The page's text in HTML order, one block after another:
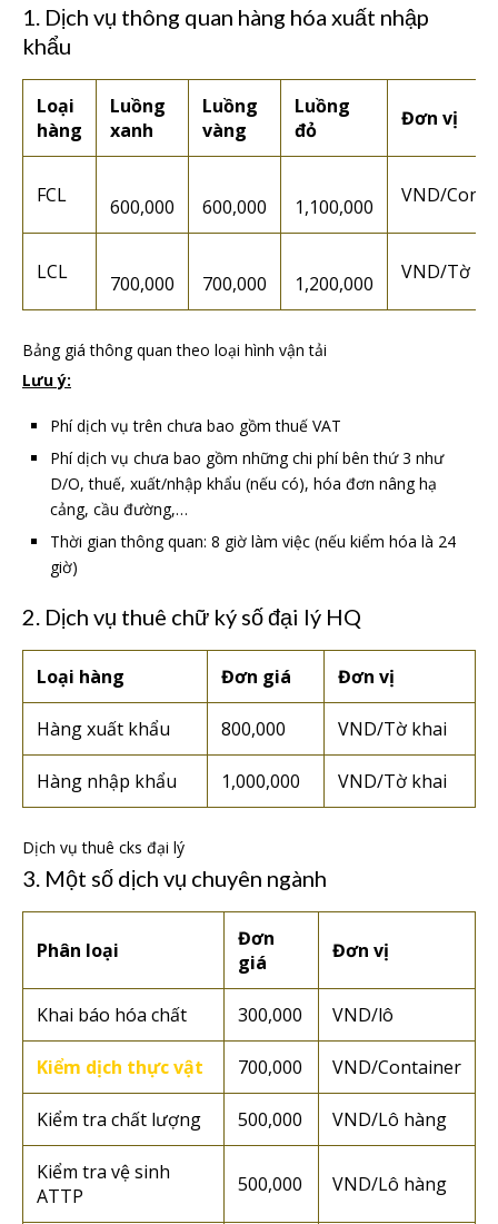
1. Dịch vụ thông quan hàng hóa xuất nhập
khẩu
Loại
hàng
Luồng
xanh
Luồng
vàng
Luồng
đỏ
Đơn vị
FCL 600,000 600,000 1,100,000 VND/
LCL 700,000 700,000 1,200,000 VND/Tờ
Bảng giá thông quan theo loại hình vận tải
Lưu ý:
Phí dịch vụ trên chưa bao gồm thuế VAT
Phí dịch vụ chưa bao gồm những chi phí bên thứ 3 như
D/O, thuế, xuất/nhập khẩu (nếu có), hóa đơn nâng hạ
cảng, cầu đường,…
Thời gian thông quan: 8 giờ làm việc (nếu kiểm hóa là 24
giờ)
2. Dịch vụ thuê chữ ký số đại lý HQ
Loại hàng Đơn giá Đơn vị
Hàng xuất khẩu 800,000 VND/Tờ khai
Hàng nhập khẩu 1,000,000 VND/Tờ khai
Dịch vụ thuê cks đại lý
3. Một số dịch vụ chuyên ngành
Phân loại
Đơn
giá
Đơn vị
Khai báo hóa chất 300,000 VND/lô
Kiểm dịch thực vật 700,000 VND/Container
Kiểm tra chất lượng 500,000 VND/Lô hàng
Kiểm tra vệ sinh
ATTP
500,000 VND/Lô hàng